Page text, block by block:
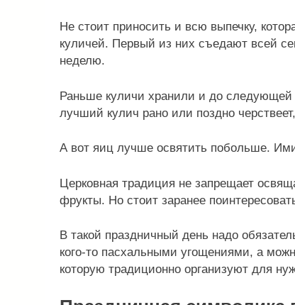
Не стоит приносить и всю выпечку,
куличей. Первый из них съедают всей
неделю.
Раньше куличи хранили и до
лучший кулич рано или поздно
А вот яиц лучше освятить побольше.
Церковная традиция не запрещает
фрукты. Но стоит заранее
В такой праздничный день надо
кого-то пасхальными угощениями, а
которую традиционно организуют для